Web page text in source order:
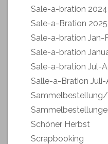
Sale-a-bration 2024
Sale-a-Bration 2025
Sale-a-bration Jan-
Sale-a-bration
Sale-a-bration Jul-
Salle-a-Bration
Schöner Herbst
Scrapbooking